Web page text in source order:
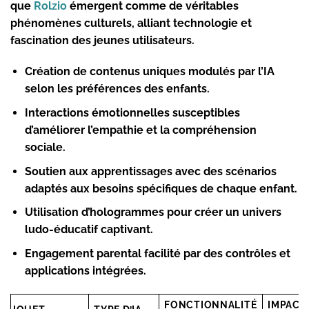
que Rolzio émergent comme de véritables
phénomènes culturels, alliant technologie et
fascination des jeunes utilisateurs.
Création de contenus uniquesmodulés par l’IA
selon les préférences des enfants.
Interactions émotionnellessusceptibles
d’améliorer l’empathie et la compréhension
sociale.
Soutien aux apprentissagesavec des scénarios
adaptés aux besoins spécifiques de chaque enfant.
Utilisation d’hologrammespour créer un univers
ludo-éducatif captivant.
Engagement parentalfacilité par des contrôles et
applications intégrées.
FONCTIONNALITÉ
IMPACT